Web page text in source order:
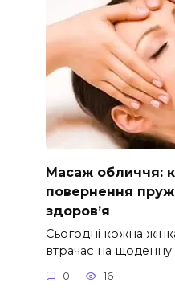
Масаж обличчя:
повернення
здоров’я
Сьогодні кожна
втрачає на щоденну
0 16